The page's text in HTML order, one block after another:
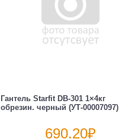
Гантель Starfit DB-301 1×4кг
обрезин. черный (УТ-00007097)
690.20₽